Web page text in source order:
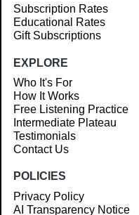
Subscription Rates
Educational Rates
Gift Subscriptions
EXPLORE
Who It's For
How It Works
Free Listening Practice
Intermediate Plateau
Testimonials
Contact Us
POLICIES
Privacy Policy
AI Transparency Notice